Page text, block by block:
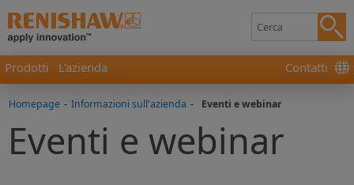
Prodotti L'azienda Contatti
Homepage - Informazioni sull'azienda - Eventi e webinar
Eventi e webinar